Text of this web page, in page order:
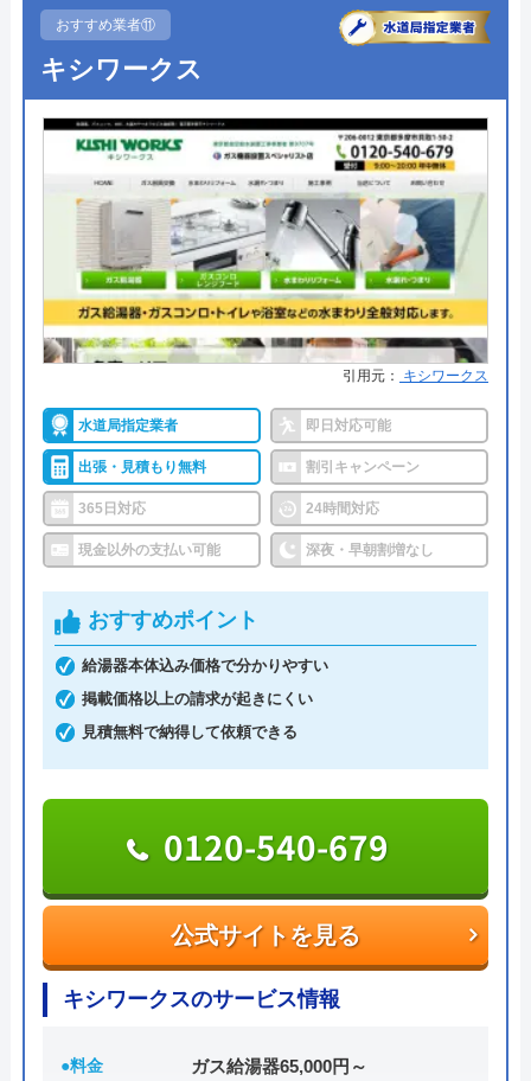
住まいる水道の基本情報
運営会社 株式会社住まいる設備
代表者 内田勇
創業・設立 2011年1月(平成23年)設立
所在地
〒179-0081
東京都練馬区北町5-10-21
対応エリア 東京都・神奈川県・埼玉県・千葉県
住まいる水道のクチコミ on
3.6 件のクチコミ）
※クチコミの内容について
2 か月前
水漏れ修理をお願いしました。 24時間対応
ます。 また水回りで困ったらお願いしたい
Googleクチコミを見る
●累計実績
株式会社アクアガードがおすすめの理由
株式会社アクアガードは、ガス給湯器の販売・交換
を行っている業者です。対応エリアは本社のある千
葉県市川市を中心としたエリアで、地域密着の営業
をしています。
給湯器の交換工事には10年間の保証が付いており、
万が一施工による不具合が発生してもすぐに修理し
てもらえます。この時の修理に迅速に駆け付けられ
るよう、対応エリアを限定しているので、エリア内
にお住いの方はぜひ利用してみてください。
公式サイトを見る
0120-222-190
株式会社アクアガードのクチコミ
4.6（35件のクチコミ）
※クチコミの内容について
メガロンルナ（メガロン）
しばらく前から給湯器の調子が悪くお湯が出
おすすめ業者⑪
キシワークス
引用元： キシワークス
水道局指定業者 即日対応可能
出張・見積もり無料 割引キャンペーン
365日対応 24時間対応
現金以外の支払い可能 深夜・早朝割増なし
おすすめポイント
給湯器本体込み価格で分かりやすい
掲載価格以上の請求が起きにくい
見積無料で納得して依頼できる
公式サイトを見る
0120-540-679
キシワークスのサービス情報
●料金 ガス給湯器65,000円～